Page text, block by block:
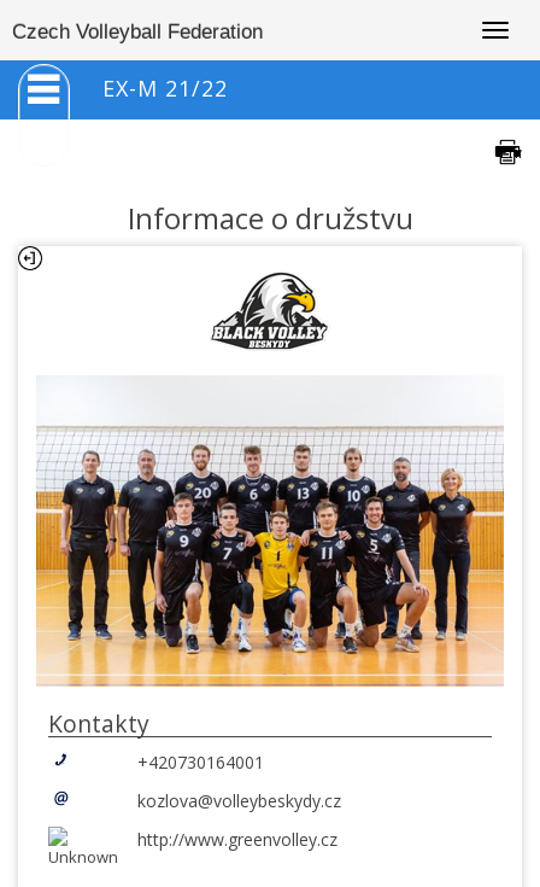
Czech Volleyball Federation
EX-M 21/22
Informace o družstvu
Kontakty
+420730164001
kozlova@volleybeskydy.cz
http://www.greenvolley.cz